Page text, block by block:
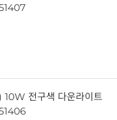
전구색 다운라이트